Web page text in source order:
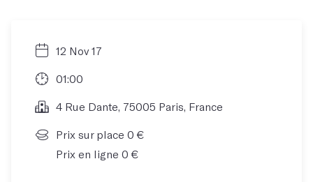
12 Nov 17
01:00
4 Rue Dante, 75005 Paris, France
Prix sur place 0 €
Prix en ligne 0 €